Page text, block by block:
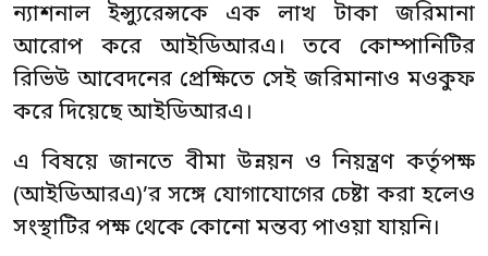
ন্যাশনাল ইন্স্যুরেন্সকে এক লাখ টাকা জরিমানা
আরোপ করে আইডিআরএ। তবে কোম্পানিটির
রিভিউ আবেদনের প্রেক্ষিতে সেই জরিমানাও মওকুফ
করে দিয়েছে আইডিআরএ।
এ বিষয়ে জানতে বীমা উন্নয়ন ও নিয়ন্ত্রণ কর্তৃপক্ষ
(আইডিআরএ)’র সঙ্গে যোগাযোগের চেষ্টা করা হলেও
সংস্থাটির পক্ষ থেকে কোনো মন্তব্য পাওয়া যায়নি।